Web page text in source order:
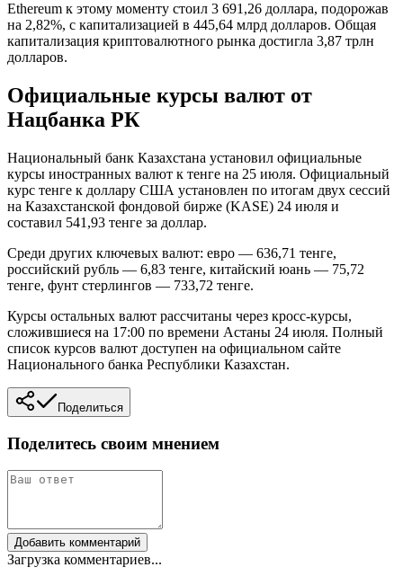
Ethereum к этому моменту стоил 3 691,26 доллара, подорожав
на 2,82%, с капитализацией в 445,64 млрд долларов. Общая
капитализация криптовалютного рынка достигла 3,87 трлн
долларов.
Официальные курсы валют от
Нацбанка РК
Национальный банк Казахстана установил официальные
курсы иностранных валют к тенге на 25 июля. Официальный
курс тенге к доллару США установлен по итогам двух сессий
на Казахстанской фондовой бирже (KASE) 24 июля и
составил 541,93 тенге за доллар.
Среди других ключевых валют: евро — 636,71 тенге,
российский рубль — 6,83 тенге, китайский юань — 75,72
тенге, фунт стерлингов — 733,72 тенге.
Курсы остальных валют рассчитаны через кросс-курсы,
сложившиеся на 17:00 по времени Астаны 24 июля. Полный
список курсов валют доступен на официальном сайте
Национального банка Республики Казахстан.
Поделиться
Поделитесь своим мнением
Добавить комментарий
Загрузка комментариев...